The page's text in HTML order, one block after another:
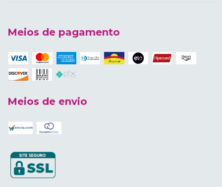
Meios de pagamento
Meios de envio